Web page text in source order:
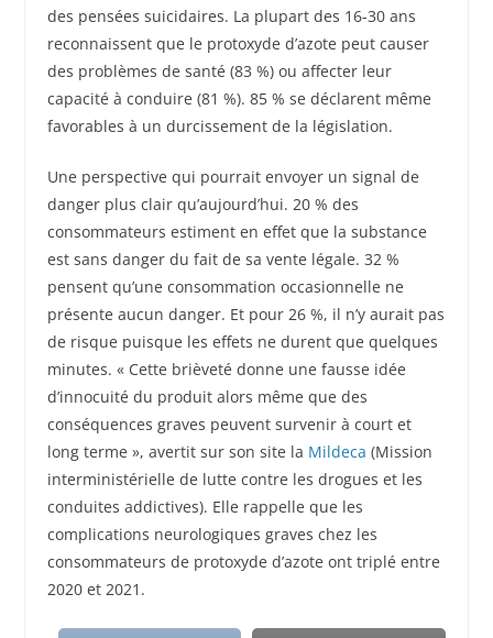
des pensées suicidaires. La plupart des 16-30 ans
reconnaissent que le protoxyde d’azote peut causer
des problèmes de santé (83 %) ou affecter leur
capacité à conduire (81 %). 85 % se déclarent même
favorables à un durcissement de la législation.
Une perspective qui pourrait envoyer un signal de
danger plus clair qu’aujourd’hui. 20 % des
consommateurs estiment en effet que la substance
est sans danger du fait de sa vente légale. 32 %
pensent qu’une consommation occasionnelle ne
présente aucun danger. Et pour 26 %, il n’y aurait pas
de risque puisque les effets ne durent que quelques
minutes. « Cette brièveté donne une fausse idée
d’innocuité du produit alors même que des
conséquences graves peuvent survenir à court et
long terme », avertit sur son site la Mildeca (Mission
interministérielle de lutte contre les drogues et les
conduites addictives). Elle rappelle que les
complications neurologiques graves chez les
consommateurs de protoxyde d’azote ont triplé entre
2020 et 2021.